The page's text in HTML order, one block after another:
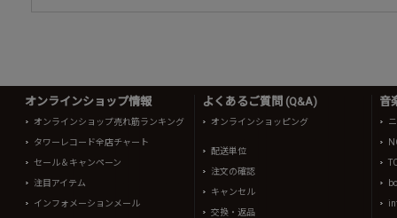
オンラインショップ情報
オンラインショップ売れ筋ランキング
タワーレコード全店チャート
セール＆キャンペーン
注目アイテム
インフォメーションメール
よくあるご質問 (Q&A)
オンラインショッピング
配送単位
注文の確認
キャンセル
交換・返品
音